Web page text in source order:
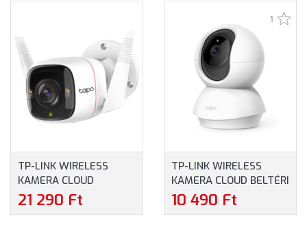
FOGLALAT
(TAPO C660
KIT)
PANEL IP66
4K DUAL-
BAND (TAPO
C460 KIT)
TP-LINK WIRELESS
KAMERA CLOUD
KÜLTÉRI ÉJJELLÁTÓ,
TAPO C320WS
21 290 Ft
1
TP-LINK WIRELESS
KAMERA CLOUD BELTÉRI
ÉJJELLÁTÓ, TAPO C200
10 490 Ft